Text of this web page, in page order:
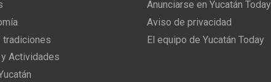
tradiciones
Actividades
Anunciarse en Yucatán Today
Aviso de privacidad
El equipo de Yucatán Today